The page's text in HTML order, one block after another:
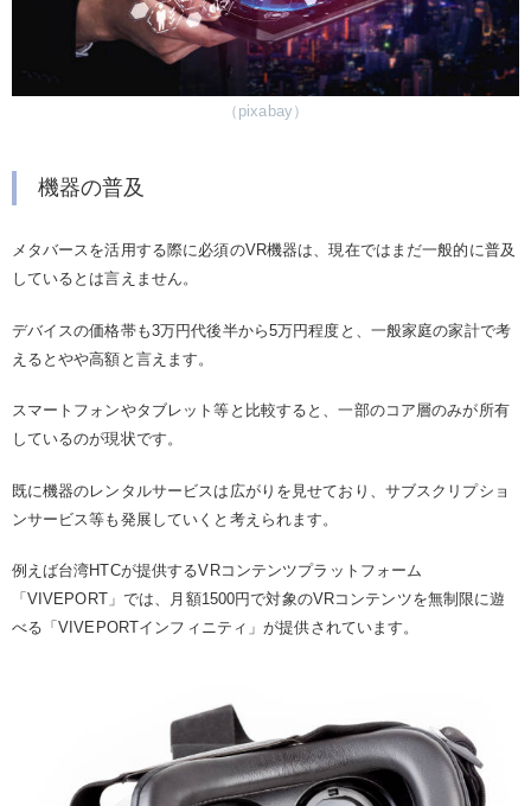
（pixabay）
機器の普及
メタバースを活用する際に必須のVR機器は、現在ではまだ一般的に普及
しているとは言えません。
デバイスの価格帯も3万円代後半から5万円程度と、一般家庭の家計で考
えるとやや高額と言えます。
スマートフォンやタブレット等と比較すると、一部のコア層のみが所有
しているのが現状です。
既に機器のレンタルサービスは広がりを見せており、サブスクリプショ
ンサービス等も発展していくと考えられます。
例えば台湾HTCが提供するVRコンテンツプラットフォーム
「VIVEPORT」では、月額1500円で対象のVRコンテンツを無制限に遊
べる「VIVEPORTインフィニティ」が提供されています。